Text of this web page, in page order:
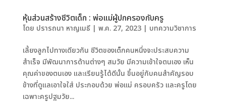
หุ้นส่วนสร้างชีวิตเด็ก : พ่อแม่ผู้ปกครองกับครู
โดย ปรารถนา หาญเมธี| พ.ค. 27, 2023| บทความวิชาการ
เลี้ยงลูกไปทางเดียวกัน ชีวิตของเด็กคนหนึ่งจะประสบความ
สำเร็จ มีพัฒนาการด้านต่างๆ สมวัย มีความเข้าใจตนเอง เห็น
คุณค่าของตนเอง และเรียนรู้ได้ดีนั้น ขึ้นอยู่กับคนสำคัญรอบ
ข้างที่ดูแลเอาใจใส่ ประกอบด้วย พ่อแม่ ครอบครัว และครูโดย
เฉพาะครูปฐมวัย...